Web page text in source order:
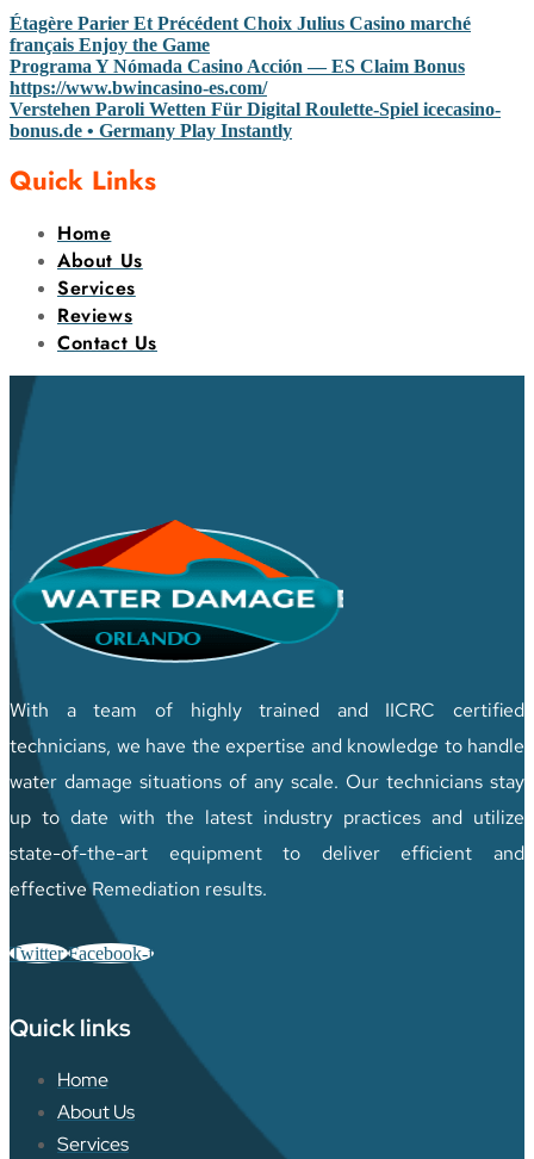
Étagère Parier Et Précédent Choix Julius Casino marché
français Enjoy the Game
Programa Y Nómada Casino Acción — ES Claim Bonus
https://www.bwincasino-es.com/
Verstehen Paroli Wetten Für Digital Roulette-Spiel icecasino-
bonus.de • Germany Play Instantly
Quick Links
Home
About Us
Services
Reviews
Contact Us
With a team of highly trained and IICRC certified
technicians, we have the expertise and knowledge to handle
water damage situations of any scale. Our technicians stay
up to date with the latest industry practices and utilize
state-of-the-art equipment to deliver efficient and
effective Remediation results.
Twitter Facebook-f
Quick links
Home
About Us
Services